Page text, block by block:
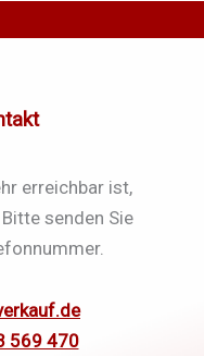
erreichbar ist,
senden Sie
569 470